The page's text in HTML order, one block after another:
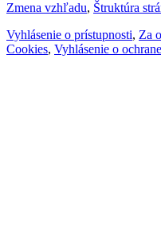
Zmena vzhľadu, Štruktúra
Vyhlásenie o prístupnosti, Za
Cookies, Vyhlásenie o